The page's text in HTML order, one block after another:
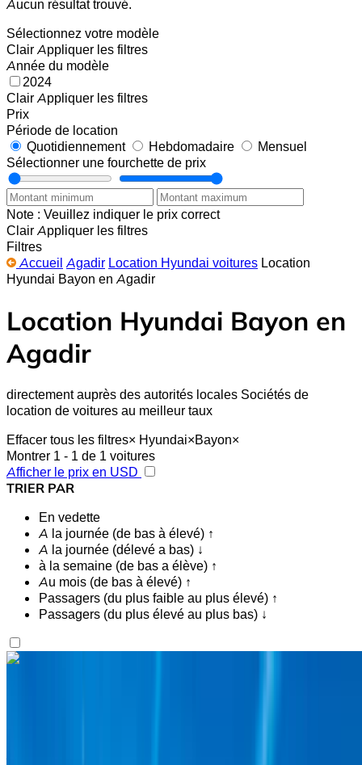
Aucun résultat trouvé.
Sélectionnez votre modèle
Clair Appliquer les filtres
Année du modèle
2024
Clair Appliquer les filtres
Prix
Période de location
Quotidiennement
Hebdomadaire
Mensuel
Sélectionner une fourchette de prix
Note : Veuillez indiquer le prix correct
Clair Appliquer les filtres
Filtres
Accueil Agadir Location Hyundai voitures Location
Hyundai Bayon en Agadir
Location Hyundai Bayon en
Agadir
directement auprès des autorités locales Sociétés de
location de voitures au meilleur taux
Effacer tous les filtres× Hyundai×Bayon×
Montrer 1 - 1 de 1 voitures
Afficher le prix en USD
TRIER PAR
En vedette
A la journée (de bas à élevé) ↑
A la journée (délevé a bas) ↓
à la semaine (de bas a élève) ↑
Au mois (de bas à élevé) ↑
Passagers (du plus faible au plus élevé) ↑
Passagers (du plus élevé au plus bas) ↓
Vous aimez ce que vous voyez ?